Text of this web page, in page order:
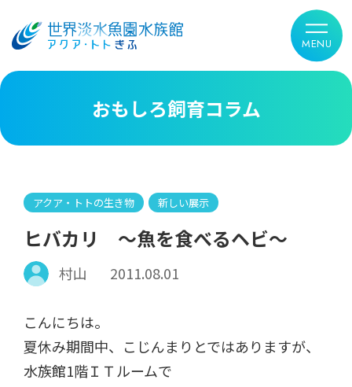
おもしろ飼育コラム
アクア・トトの生き物 新しい展示
ヒバカリ ～魚を食べるヘビ～
村山 2011.08.01
こんにちは。
夏休み期間中、こじんまりとではありますが、
水族館1階ＩＴルームで